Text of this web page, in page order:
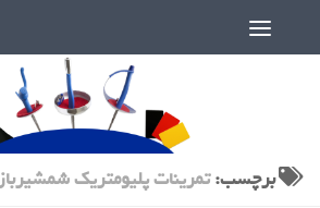
برچسب:تمرینات پلیومتریک شمشیربازی